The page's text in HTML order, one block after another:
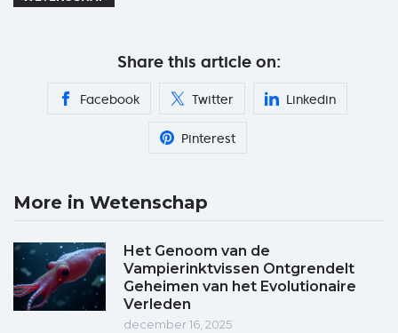
Share this article on:
Facebook Twitter Linkedin
Pinterest
More in Wetenschap
Het Genoom van de
Vampierinktvissen Ontgrendelt
Geheimen van het Evolutionaire
Verleden
december 16, 2025